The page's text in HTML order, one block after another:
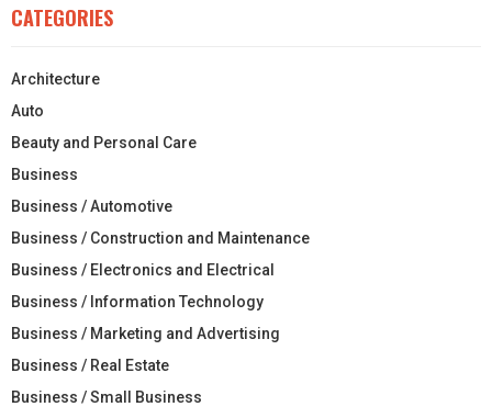
CATEGORIES
Architecture
Auto
Beauty and Personal Care
Business
Business / Automotive
Business / Construction and Maintenance
Business / Electronics and Electrical
Business / Information Technology
Business / Marketing and Advertising
Business / Real Estate
Business / Small Business